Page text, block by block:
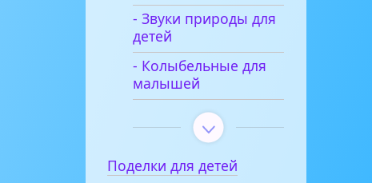
- Звуки природы для
детей
- Колыбельные для
малышей
Поделки для детей